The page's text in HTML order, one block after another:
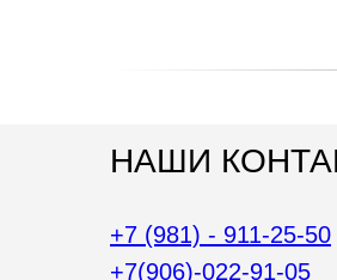
НАШИ
+7 (981) - 911-25-50
+7(906)-022-91-05